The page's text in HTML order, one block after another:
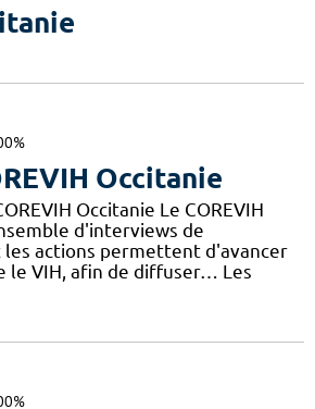
Occitanie
Occitanie Le COREVIH
d'interviews de
actions permettent d'avancer
le VIH, afin de diffuser… Les